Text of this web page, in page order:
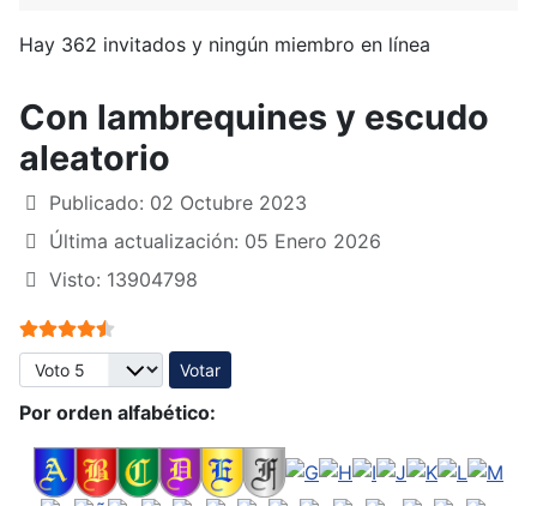
Hay 362 invitados y ningún miembro en línea
Con lambrequines y escudo
aleatorio
Publicado: 02 Octubre 2023
Última actualización: 05 Enero 2026
Visto: 13904798
Ratio:4.5/
Por favor, vote
Por orden alfabético: